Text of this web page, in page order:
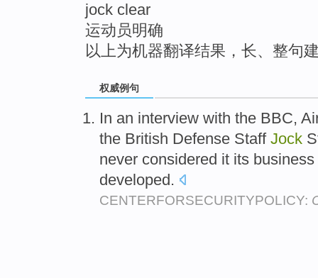
jock clear
运动员明确
以上为机器翻译结果，长、整句
权威例句
In an interview with the BBC,
the British Defense Staff Jock
never considered it its
developed.
CENTERFORSECURITYPOLICY: